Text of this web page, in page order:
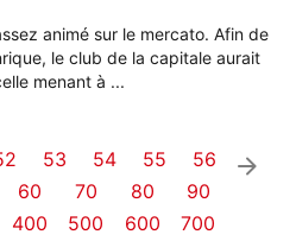
animé sur le mercato. Afin de
le club de la capitale aurait
menant à ...
53 54 55
56
60 70 80
90
400 500 600
700
arrow_right